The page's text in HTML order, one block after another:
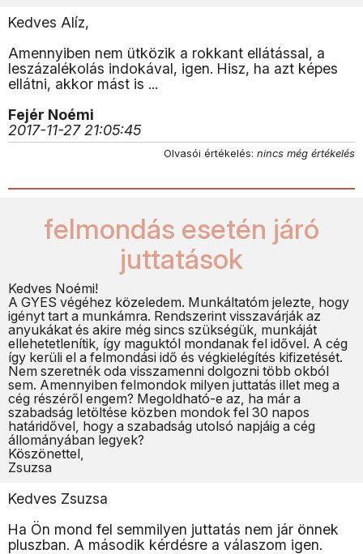
Kedves Alíz,
Amennyiben nem ütközik a rokkant ellátással, a
leszázalékolás indokával, igen. Hisz, ha azt képes
ellátni, akkor mást is ...
Fejér Noémi
2017-11-27 21:05:45
Olvasói értékelés: nincs még értékelés
felmondás esetén járó
juttatások
Kedves Noémi!
A GYES végéhez közeledem. Munkáltatóm jelezte, hogy
igényt tart a munkámra. Rendszerint visszavárják az
anyukákat és akire még sincs szükségük, munkáját
ellehetetlenítik, így maguktól mondanak fel idővel. A cég
így kerüli el a felmondási idő és végkielégítés kifizetését.
Nem szeretnék oda visszamenni dolgozni több okból
sem. Amennyiben felmondok milyen juttatás illet meg a
cég részéről engem? Megoldható-e az, ha már a
szabadság letöltése közben mondok fel 30 napos
határidővel, hogy a szabadság utolsó napjáig a cég
állományában legyek?
Köszönettel,
Zsuzsa
Kedves Zsuzsa
Ha Ön mond fel semmilyen juttatás nem jár önnek
pluszban. A második kérdésre a válaszom igen.